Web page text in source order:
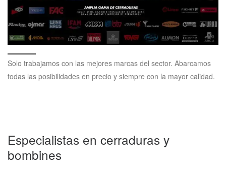
Solo trabajamos con las mejores marcas del sector. Abarcamos
todas las posibilidades en precio y siempre con la mayor calidad.
Especialistas en cerraduras y
bombines